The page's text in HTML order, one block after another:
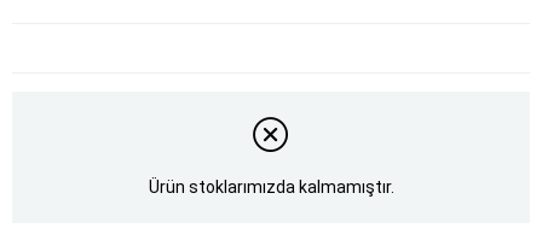
Ürün stoklarımızda kalmamıştır.